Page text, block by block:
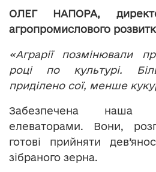
ОЛЕГ НАПОРА,
агропромислового
«Аграрії позмінювали
році по культурі.
приділено сої, менше
Забезпечена наша
елеваторами. Вони,
готові прийняти
зібраного зерна.